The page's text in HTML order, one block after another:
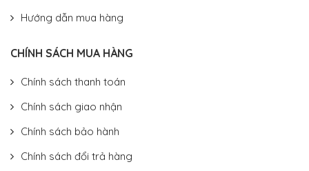
Hướng dẫn mua hàng
CHÍNH SÁCH MUA HÀNG
Chính sách thanh toán
Chính sách giao nhận
Chính sách bảo hành
Chính sách đổi trả hàng